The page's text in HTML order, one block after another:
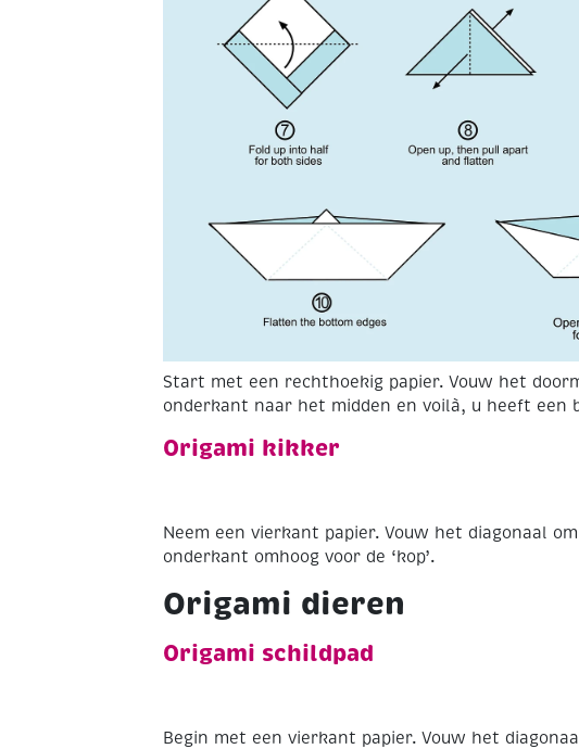
Start met een rechthoekig papier. Vouw het
onderkant naar het midden en voilà, u heeft een
Origami kikker
Neem een vierkant papier. Vouw het diagonaal
onderkant omhoog voor de ‘kop’.
Origami dieren
Origami schildpad
Begin met een vierkant papier. Vouw het